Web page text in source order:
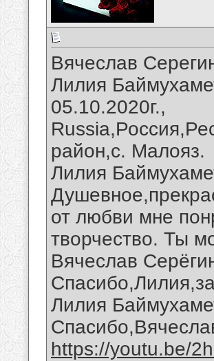
Вячеслав
Лилия
05.10.2020г.,
район,с. Малояз.
Лилия
от любви мне
творчество. Ты
Вячеслав
Лилия
https://youtu.be/